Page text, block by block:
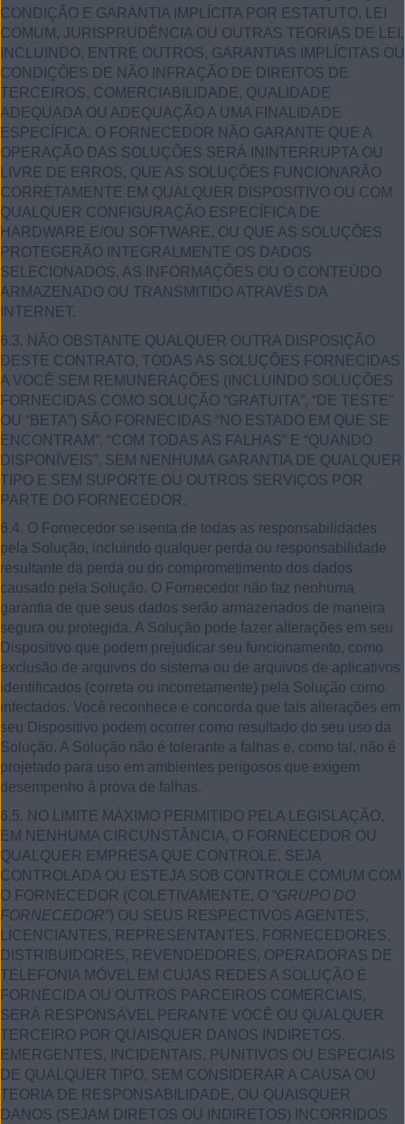
CONDIÇÃO E GARANTIA IMPLÍCITA POR ESTATUTO, LEI
COMUM, JURISPRUDÊNCIA OU OUTRAS TEORIAS DE LEI,
INCLUINDO, ENTRE OUTROS, GARANTIAS IMPLÍCITAS OU
CONDIÇÕES DE NÃO INFRAÇÃO DE DIREITOS DE
TERCEIROS, COMERCIABILIDADE, QUALIDADE
ADEQUADA OU ADEQUAÇÃO A UMA FINALIDADE
ESPECÍFICA. O FORNECEDOR NÃO GARANTE QUE A
OPERAÇÃO DAS SOLUÇÕES SERÁ ININTERRUPTA OU
LIVRE DE ERROS, QUE AS SOLUÇÕES FUNCIONARÃO
CORRETAMENTE EM QUALQUER DISPOSITIVO OU COM
QUALQUER CONFIGURAÇÃO ESPECÍFICA DE
HARDWARE E/OU SOFTWARE, OU QUE AS SOLUÇÕES
PROTEGERÃO INTEGRALMENTE OS DADOS
SELECIONADOS, AS INFORMAÇÕES OU O CONTEÚDO
ARMAZENADO OU TRANSMITIDO ATRAVÉS DA
INTERNET.
6.3. NÃO OBSTANTE QUALQUER OUTRA DISPOSIÇÃO
DESTE CONTRATO, TODAS AS SOLUÇÕES FORNECIDAS
A VOCÊ SEM REMUNERAÇÕES (INCLUINDO SOLUÇÕES
FORNECIDAS COMO SOLUÇÃO “GRATUITA”, “DE TESTE”
OU “BETA”) SÃO FORNECIDAS “NO ESTADO EM QUE SE
ENCONTRAM”, “COM TODAS AS FALHAS” E “QUANDO
DISPONÍVEIS”, SEM NENHUMA GARANTIA DE QUALQUER
TIPO E SEM SUPORTE OU OUTROS SERVIÇOS POR
PARTE DO FORNECEDOR.
6.4. O Fornecedor se isenta de todas as responsabilidades
pela Solução, incluindo qualquer perda ou responsabilidade
resultante da perda ou do comprometimento dos dados
causado pela Solução. O Fornecedor não faz nenhuma
garantia de que seus dados serão armazenados de maneira
segura ou protegida. A Solução pode fazer alterações em seu
Dispositivo que podem prejudicar seu funcionamento, como
exclusão de arquivos do sistema ou de arquivos de aplicativos
identificados (correta ou incorretamente) pela Solução como
infectados. Você reconhece e concorda que tais alterações em
seu Dispositivo podem ocorrer como resultado do seu uso da
Solução. A Solução não é tolerante a falhas e, como tal, não é
projetado para uso em ambientes perigosos que exigem
desempenho à prova de falhas.
6.5. NO LIMITE MÁXIMO PERMITIDO PELA LEGISLAÇÃO,
EM NENHUMA CIRCUNSTÂNCIA, O FORNECEDOR OU
QUALQUER EMPRESA QUE CONTROLE, SEJA
CONTROLADA OU ESTEJA SOB CONTROLE COMUM COM
O FORNECEDOR (COLETIVAMENTE, O “GRUPO DO
FORNECEDOR”) OU SEUS RESPECTIVOS AGENTES,
LICENCIANTES, REPRESENTANTES, FORNECEDORES,
DISTRIBUIDORES, REVENDEDORES, OPERADORAS DE
TELEFONIA MÓVEL EM CUJAS REDES A SOLUÇÃO É
FORNECIDA OU OUTROS PARCEIROS COMERCIAIS,
SERÁ RESPONSÁVEL PERANTE VOCÊ OU QUALQUER
TERCEIRO POR QUAISQUER DANOS INDIRETOS,
EMERGENTES, INCIDENTAIS, PUNITIVOS OU ESPECIAIS
DE QUALQUER TIPO, SEM CONSIDERAR A CAUSA OU
TEORIA DE RESPONSABILIDADE, OU QUAISQUER
DANOS (SEJAM DIRETOS OU INDIRETOS) INCORRIDOS